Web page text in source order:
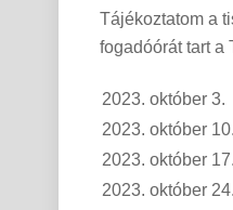
Tájékoztatom a
fogadóórát tart a
2023. október 3.
2023. október 10.
2023. október 17.
2023. október